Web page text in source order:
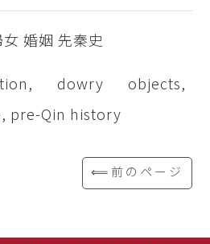
婚姻 先秦史
dowry objects,
pre-Qin history
⟸前のページ